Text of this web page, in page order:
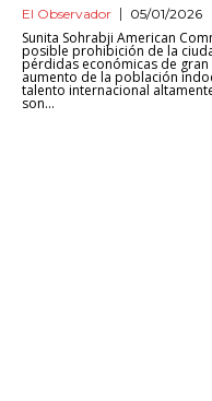
El Observador 05/01/2026
Sunita Sohrabji American
posible prohibición de la
pérdidas económicas de gran
aumento de la población
talento internacional
son...